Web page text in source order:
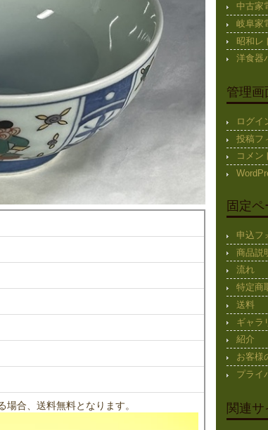
合、送料無料となります。
中古家
岐阜家
昭和レ
洋食器
管理画
ログイ
投稿フ
コメン
固定
申込フ
商品説
流れ
特定商
送料
ギャラ
紹介
お客様
プライ
関連サ